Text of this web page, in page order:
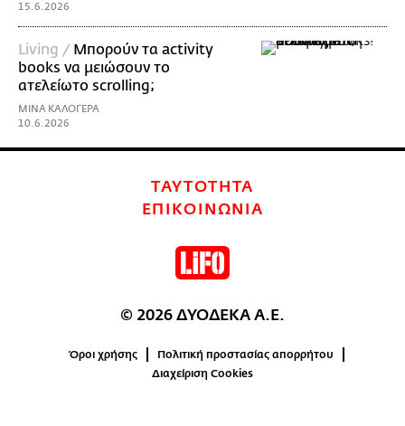
15.6.2026
Living / Μπορούν τα activity
books να μειώσουν το
ατελείωτο scrolling;
ΜΙΝΑ ΚΑΛΟΓΕΡΑ
10.6.2026
ΤΑΥΤΟΤΗΤΑ
ΕΠΙΚΟΙΝΩΝΙΑ
© 2026 ΔΥΟΔΕΚΑ Α.Ε.
Όροι χρήσης
Πολιτική προστασίας απορρήτου
Διαχείριση Cookies